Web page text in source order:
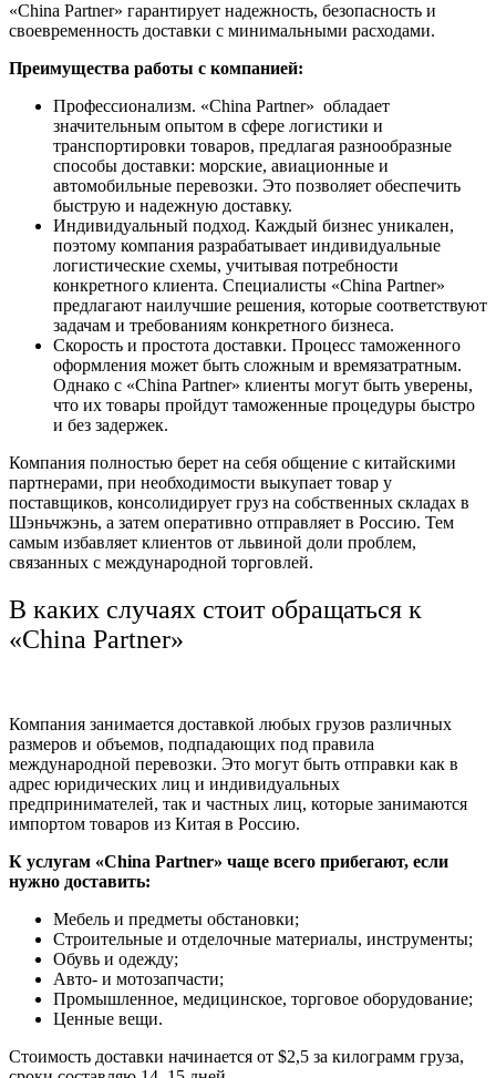
«China Partner» гарантирует надежность, безопасность и
своевременность доставки с минимальными расходами.
Преимущества работы с компанией:
Профессионализм. «China Partner» обладает
значительным опытом в сфере логистики и
транспортировки товаров, предлагая разнообразные
способы доставки: морские, авиационные и
автомобильные перевозки. Это позволяет обеспечить
быструю и надежную доставку.
Индивидуальный подход. Каждый бизнес уникален,
поэтому компания разрабатывает индивидуальные
логистические схемы, учитывая потребности
конкретного клиента. Специалисты «China Partner»
предлагают наилучшие решения, которые соответствуют
задачам и требованиям конкретного бизнеса.
Скорость и простота доставки. Процесс таможенного
оформления может быть сложным и времязатратным.
Однако с «China Partner» клиенты могут быть уверены,
что их товары пройдут таможенные процедуры быстро
и без задержек.
Компания полностью берет на себя общение с китайскими
партнерами, при необходимости выкупает товар у
поставщиков, консолидирует груз на собственных складах в
Шэньчжэнь, а затем оперативно отправляет в Россию. Тем
самым избавляет клиентов от львиной доли проблем,
связанных с международной торговлей.
В каких случаях стоит обращаться к
«China Partner»
Компания занимается доставкой любых грузов различных
размеров и объемов, подпадающих под правила
международной перевозки. Это могут быть отправки как в
адрес юридических лиц и индивидуальных
предпринимателей, так и частных лиц, которые занимаются
импортом товаров из Китая в Россию.
К услугам «China Partner» чаще всего прибегают, если
нужно доставить:
Мебель и предметы обстановки;
Строительные и отделочные материалы, инструменты;
Обувь и одежду;
Авто- и мотозапчасти;
Промышленное, медицинское, торговое оборудование;
Ценные вещи.
Стоимость доставки начинается от $2,5 за килограмм груза,